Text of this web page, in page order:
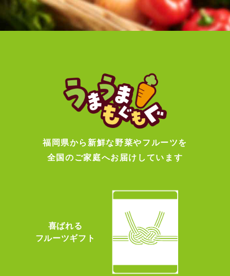
福岡県から新鮮な野菜やフルーツを
全国のご家庭へお届けしています
喜ばれる
フルーツギフト